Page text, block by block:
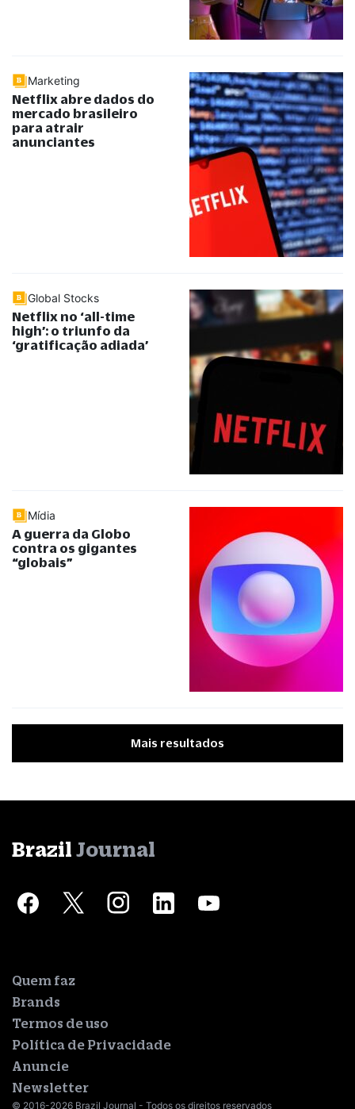
Marketing
Netflix abre dados do
mercado brasileiro
para atrair
anunciantes
Global Stocks
Netflix no ‘all-time
high’: o triunfo da
‘gratificação adiada’
Mídia
A guerra da Globo
contra os gigantes
“globais”
Mais resultados
Brazil Journal
Quem faz
Brands
Termos de uso
Política de Privacidade
Anuncie
Newsletter
© 2016-2026 Brazil Journal - Todos os direitos reservados